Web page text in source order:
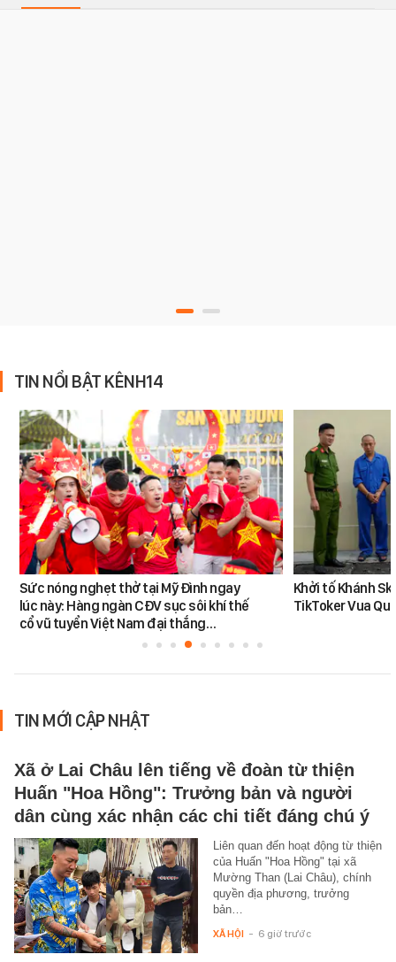
TIN NỔI BẬT KÊNH14
Sức nóng nghẹt thở tại Mỹ Đình ngay
lúc này: Hàng ngàn CĐV sục sôi khí thế
cổ vũ tuyển Việt Nam đại thắng…
Khởi tố Khánh
TikToker Vua
TIN MỚI CẬP NHẬT
Xã ở Lai Châu lên tiếng về đoàn từ thiện
Huấn "Hoa Hồng": Trưởng bản và người
dân cùng xác nhận các chi tiết đáng chú ý
Liên quan đến hoạt động từ thiện
của Huấn "Hoa Hồng" tại xã
Mường Than (Lai Châu), chính
quyền địa phương, trưởng
bản…
XÃ HỘI - 6 giờ trước